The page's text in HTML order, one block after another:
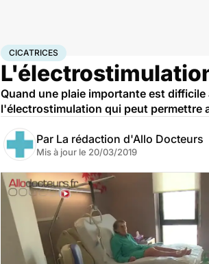
AccueilSantéCicatrices
CICATRICES
Quand une plaie importante est
l'électrostimulation qui peut permettre
Par La rédaction d'Allo Docteurs
Mis à jour le 20/03/2019